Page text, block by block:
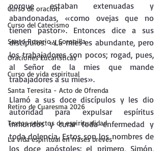
Curso de oración
Curso del Catecismo
Santo Rosario y Coronilla
Oraciones Eucarísticas
Curso de vida espiritual
Santa Teresita - Acto de Ofrenda
Retiro de Cuaresma 2026
Textos selectos de espiritualidad
La vida espiritual en frases breves
porque estaban extenuadas y
abandonadas, «como ovejas que no
tienen pastor». Entonces dice a sus
discípulos: «La mies es abundante, pero
los trabajadores son pocos; rogad, pues,
al Señor de la mies que mande
trabajadores a su mies».
Llamó a sus doce discípulos y les dio
autoridad para expulsar espíritus
inmundos y curar toda enfermedad y
toda dolencia. Estos son los nombres de
los doce apóstoles: el primero, Simón,